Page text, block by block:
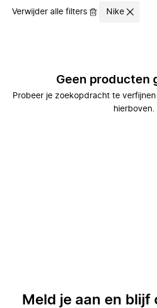
Verwijder alle filters Nike
Geen producten
Probeer je zoekopdracht te
hierboven.
Meld je aan en blijf